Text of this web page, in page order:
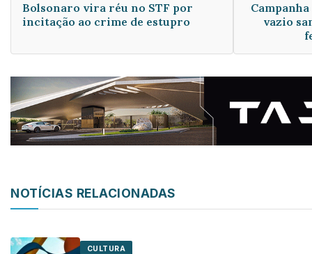
Bolsonaro vira réu no STF por
incitação ao crime de estupro
vazio
NOTÍCIAS RELACIONADAS
CULTURA